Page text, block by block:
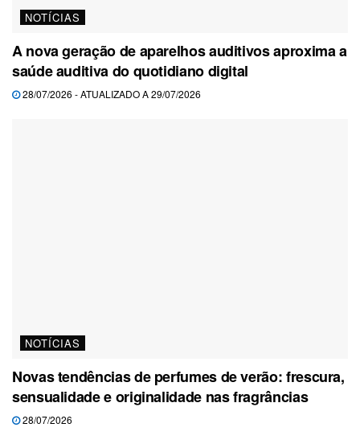
NOTÍCIAS
A nova geração de aparelhos auditivos aproxima a
saúde auditiva do quotidiano digital
28/07/2026 - ATUALIZADO A 29/07/2026
NOTÍCIAS
Novas tendências de perfumes de verão: frescura,
sensualidade e originalidade nas fragrâncias
28/07/2026